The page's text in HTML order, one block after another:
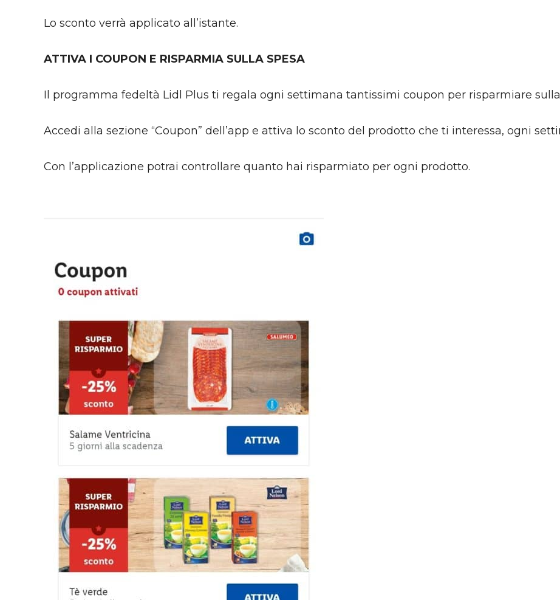
Lo sconto verrà applicato all’istante.
ATTIVA I COUPON E RISPARMIA SULLA SPESA
Il programma fedeltà Lidl Plus ti regala ogni settimana tantissimi coupon per risparmiare
Accedi alla sezione “Coupon” dell’app e attiva lo sconto del prodotto che ti interessa, ogni
Con l’applicazione potrai controllare quanto hai risparmiato per ogni prodotto.